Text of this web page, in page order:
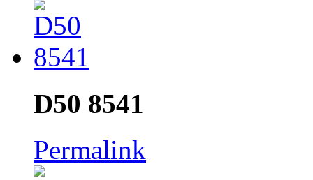
D50 8541
Permalink